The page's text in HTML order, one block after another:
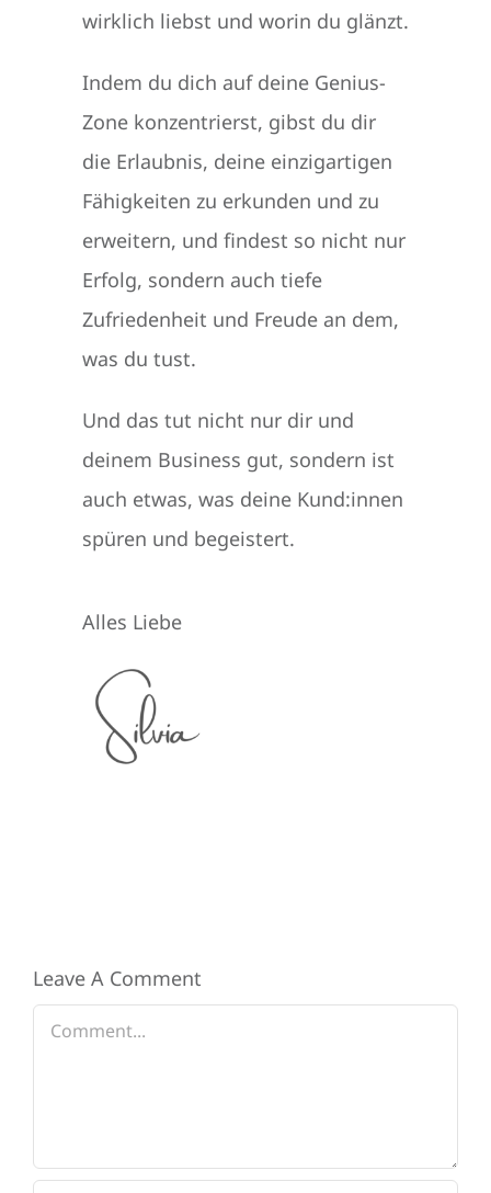
wirklich liebst und worin du glänzt.
Indem du dich auf deine Genius-
Zone konzentrierst, gibst du dir
die Erlaubnis, deine einzigartigen
Fähigkeiten zu erkunden und zu
erweitern, und findest so nicht nur
Erfolg, sondern auch tiefe
Zufriedenheit und Freude an dem,
was du tust.
Und das tut nicht nur dir und
deinem Business gut, sondern ist
auch etwas, was deine Kund:innen
spüren und begeistert.
Alles Liebe
Leave A Comment
Comment